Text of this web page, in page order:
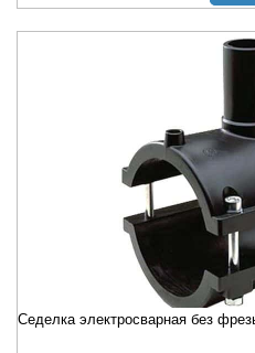
Седелка электросварная без